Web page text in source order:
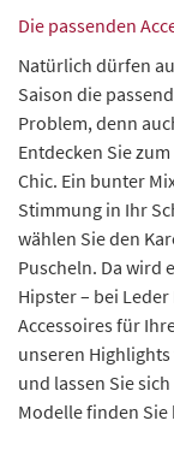
Die passenden
Natürlich dürfen
Saison die
Problem, denn
Entdecken Sie
Chic. Ein bunter
Stimmung in Ihr
wählen Sie den
Puscheln. Da wird
Hipster – bei
Accessoires für
unseren
und lassen Sie
Modelle finden